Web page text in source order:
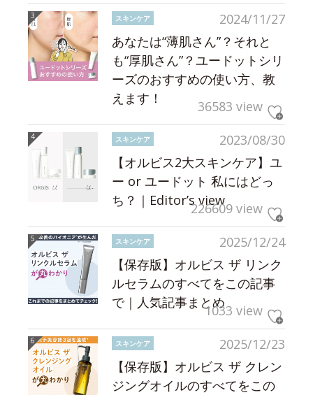
2024/11/27
スキンケア
あなたは“薄肌さん”？それと
も“厚肌さん”？ユードットシリ
ーズのおすすめの使い方、教
えます！
36583 view
2023/08/30
スキンケア
【オルビス2大スキンケア】ユ
ー or ユードット 私にはどっ
ち？｜Editor’s view226609 view
2025/12/24
スキンケア
【保存版】オルビス ザ リンク
ルセラムのすべてをこの記事
で｜人気記事まとめ1033 view
2025/12/23
スキンケア
【保存版】オルビス ザ クレン
ジングオイルのすべてをこの